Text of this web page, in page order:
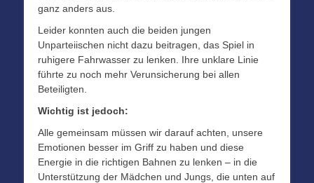
ganz anders aus.
Leider konnten auch die beiden jungen
Unparteiischen nicht dazu beitragen, das Spiel in
ruhigere Fahrwasser zu lenken. Ihre unklare Linie
führte zu noch mehr Verunsicherung bei allen
Beteiligten.
Wichtig ist jedoch:
Alle gemeinsam müssen wir darauf achten, unsere
Emotionen besser im Griff zu haben und diese
Energie in die richtigen Bahnen zu lenken – in die
Unterstützung der Mädchen und Jungs, die unten auf